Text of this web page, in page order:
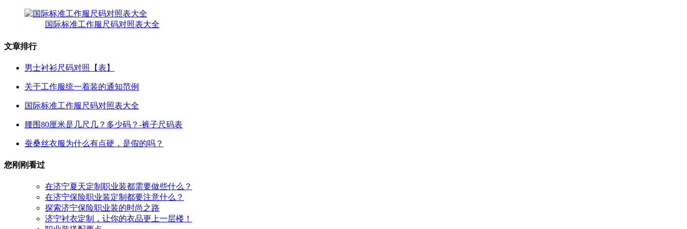
国际标准工作服尺码对照表大全
文章排行
男士衬衫尺码对照【表】
关于工作服统一着装的通知范例
国际标准工作服尺码对照表大全
腰围80厘米是几尺几？多少码？-裤子尺码表
蚕桑丝衣服为什么有点硬，是假的吗？
您刚刚看过
在济宁夏天定制职业装都需要做些什么？
在济宁保险职业装定制都要注意什么？
探索济宁保险职业装的时尚之路
济宁衬衣定制，让你的衣品更上一层楼！